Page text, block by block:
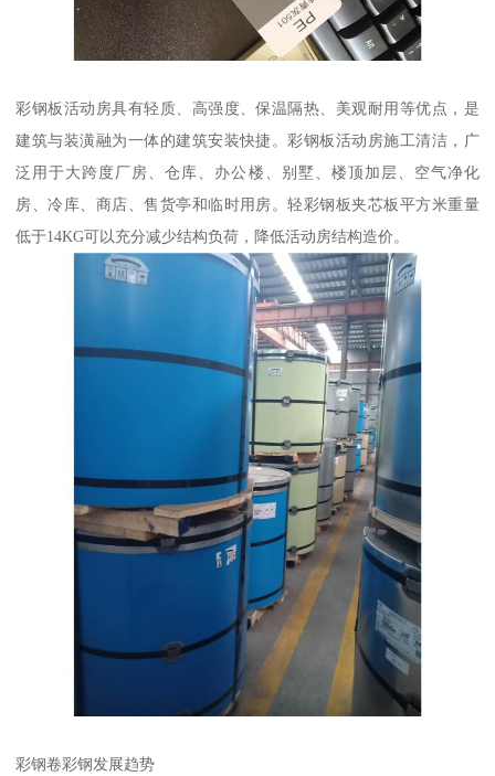
彩钢板活动房具有轻质、高强度、保温隔热、美观耐用等优点，是
建筑与装潢融为一体的建筑安装快捷。彩钢板活动房施工清洁，广
泛用于大跨度厂房、仓库、办公楼、别墅、楼顶加层、空气净化
房、冷库、商店、售货亭和临时用房。轻彩钢板夹芯板平方米重量
低于14KG可以充分减少结构负荷，降低活动房结构造价。
彩钢卷彩钢发展趋势